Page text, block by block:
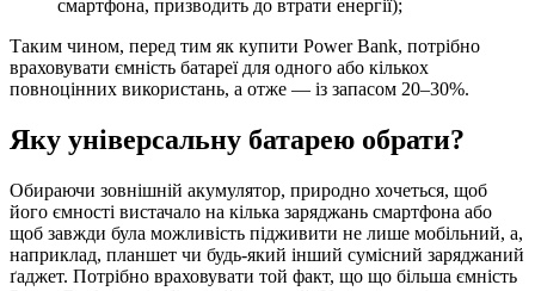
смартфона, призводить до втрати енергії);
Таким чином, перед тим як купити Power Bank, потрібно
враховувати ємність батареї для одного або кількох
повноцінних використань, а отже — із запасом 20–30%.
Яку універсальну батарею обрати?
Обираючи зовнішній акумулятор, природно хочеться, щоб
його ємності вистачало на кілька заряджань смартфона або
щоб завжди була можливість підживити не лише мобільний, а,
наприклад, планшет чи будь-який інший сумісний заряджаний
ґаджет. Потрібно враховувати той факт, що що більша ємність